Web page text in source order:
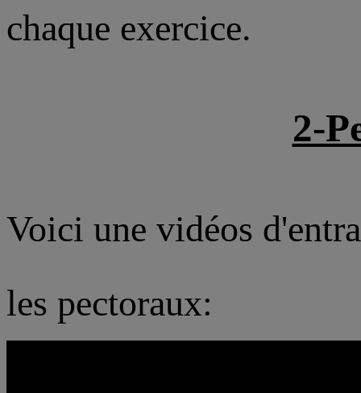
chaque exercice.
2-
Voici une vidéos
les pectoraux: